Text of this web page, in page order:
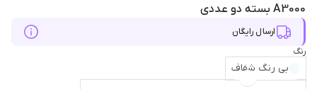
A3000 بسته دو عددی
ارسال رایگان
رنگ
بی رنگ شفاف